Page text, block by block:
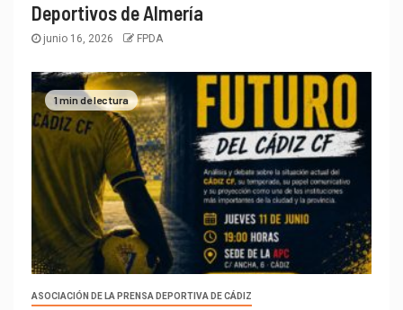
Deportivos de Almería
junio 16, 2026 FPDA
1 min de lectura
ASOCIACIÓN DE LA PRENSA DEPORTIVA DE CÁDIZ